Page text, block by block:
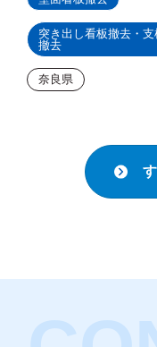
突き出し看板撤去・支
撤去
奈良県